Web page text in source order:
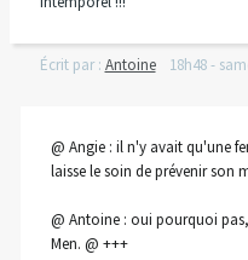
Écrit par : Antoine 18h48-
@ Angie : il n'y avait qu'une
laisse le soin de prévenir son
@ Antoine : oui pourquoi
Men. @ +++